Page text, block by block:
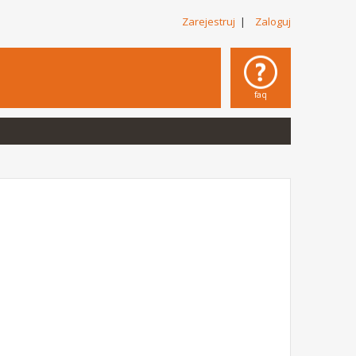
Zarejestruj | Zaloguj
faq